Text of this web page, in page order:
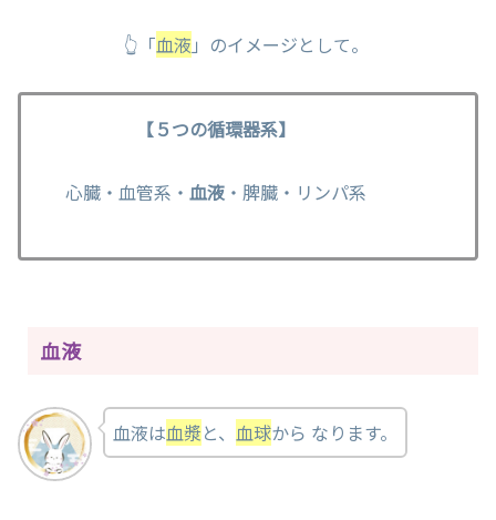
👆「血液 」のイメージとして。
【５つの循環器系】
心臓・血管系・ 血液 ・脾臓・リンパ系
血液
血液は血漿と、 血球から なります。